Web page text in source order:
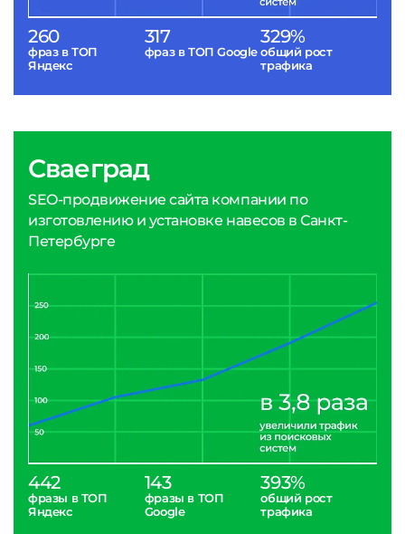
260
фраз в ТОП
Яндекс
317
фраз в ТОП Google
329%
общий рост
трафика
Сваеград
SEO-продвижение сайта компании по
изготовлению и установке навесов в Санкт-
Петербурге
442
фразы в ТОП
Яндекс
143
фразы в ТОП
Google
393%
общий рост
трафика